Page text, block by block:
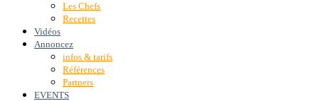
Les Chefs
Recettes
Vidéos
Annoncez
infos & tarifs
Références
Partners
EVENTS